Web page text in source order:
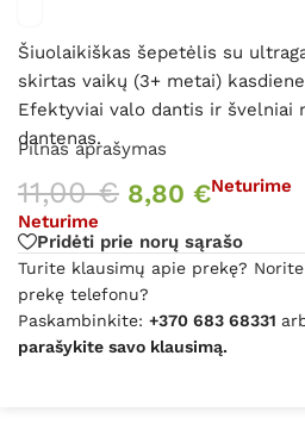
Šiuolaikiškas šepetėlis su
skirtas vaikų (3+ metai)
Efektyviai valo dantis ir švelniai
dantenas.
Pilnas aprašymas
11,00€ 8,80 €Neturime
Neturime
Pridėti prie norų sąrašo
Turite klausimų apie prekę?
prekę telefonu?
Paskambinkite: +370 683 68331
parašykite savo klausimą.